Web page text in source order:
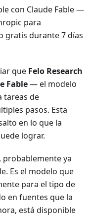
con Claude Fable —
para
gratis durante 7 días
que Felo Research
Fable— el modelo
tareas de
pasos. Esta
en lo que la
lograr.
probablemente ya
Es el modelo que
para el tipo de
en fuentes que la
está disponible